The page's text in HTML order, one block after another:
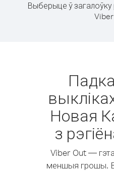
Выберыце ў загалоўку
Новая
з
Viber Out —
меншыя грошы.